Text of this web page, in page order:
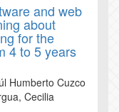
and web
about
for the
4 to 5 years
Humberto Cuzco
Cecilia